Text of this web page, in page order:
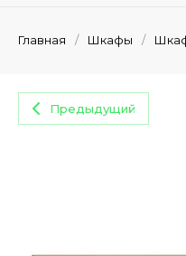
Главная / Шкафы /
Предыдущий